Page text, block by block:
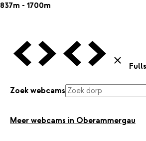
837m - 1700m
Vorige Webcam
Volgende Webcam
Vorige Webcam
Volgende
Sluiten
Zoek webcams
Meer webcams in Oberammergau